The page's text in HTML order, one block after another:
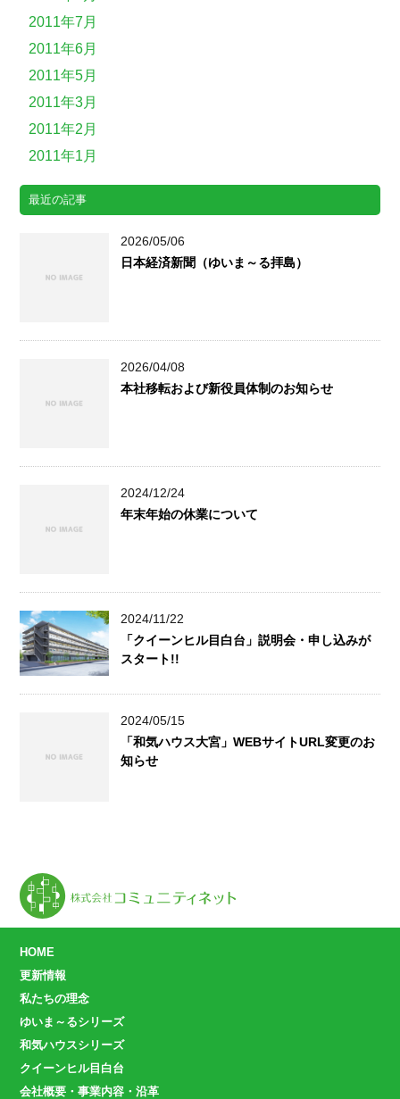
2011年7月
2011年6月
2011年5月
2011年3月
2011年2月
2011年1月
最近の記事
2026/05/06
日本経済新聞（ゆいま～る拝島）
2026/04/08
本社移転および新役員体制のお知らせ
2024/12/24
年末年始の休業について
2024/11/22
「クイーンヒル目白台」説明会・申し込みが
スタート!!
2024/05/15
「和気ハウス大宮」WEBサイトURL変更のお
知らせ
HOME
更新情報
私たちの理念
ゆいま～るシリーズ
和気ハウスシリーズ
クイーンヒル目白台
会社概要・事業内容・沿革